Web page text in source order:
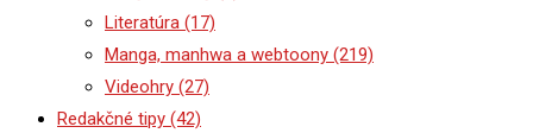
Literatúra (17)
Manga, manhwa a webtoony (219)
Videohry (27)
Redakčné tipy (42)